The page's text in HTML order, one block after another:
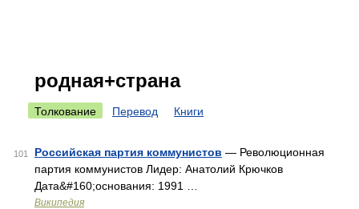
родная+страна
Толкование Перевод Книги
101 Российская партия коммунистов — Революционная
партия коммунистов Лидер: Анатолий Крючков
Дата&#160;основания: 1991 …
Википедия